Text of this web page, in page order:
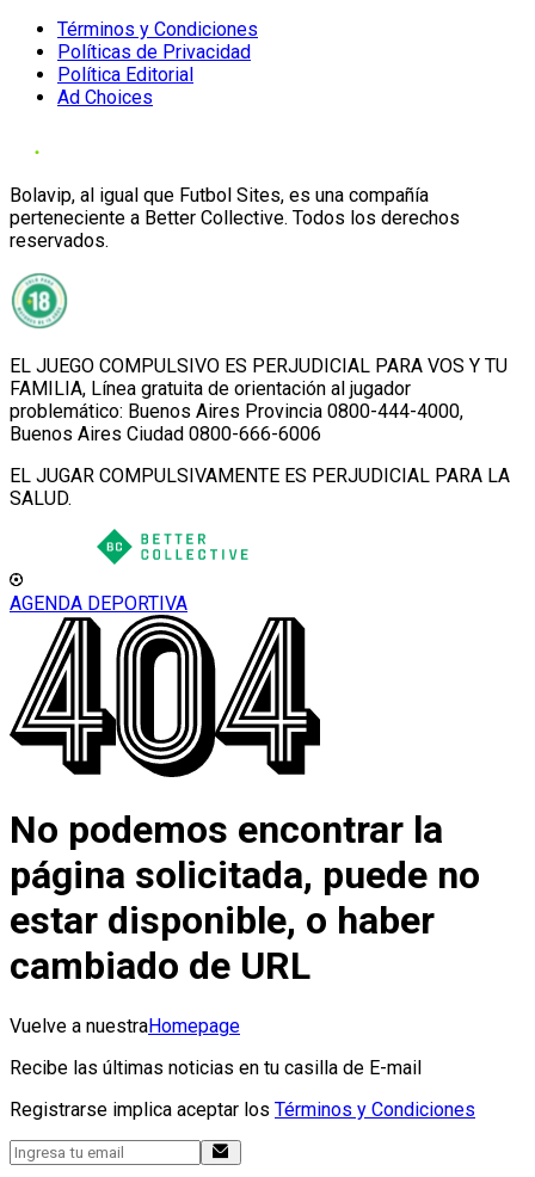
Términos y Condiciones
Políticas de Privacidad
Política Editorial
Ad Choices
Bolavip, al igual que Futbol Sites, es una compañía
perteneciente a Better Collective. Todos los derechos
reservados.
EL JUEGO COMPULSIVO ES PERJUDICIAL PARA VOS Y TU
FAMILIA, Línea gratuita de orientación al jugador
problemático: Buenos Aires Provincia 0800-444-4000,
Buenos Aires Ciudad 0800-666-6006
EL JUGAR COMPULSIVAMENTE ES PERJUDICIAL PARA LA
SALUD.
AGENDA DEPORTIVA
No podemos encontrar la
página solicitada, puede no
estar disponible, o haber
cambiado de URL
Vuelve a nuestraHomepage
Recibe las últimas noticias en tu casilla de E-mail
Registrarse implica aceptar los Términos y Condiciones